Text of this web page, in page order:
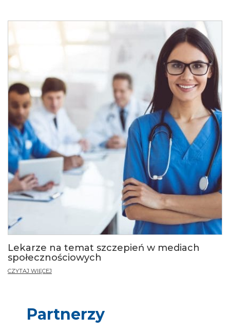
Lekarze na temat szczepień w mediach
społecznościowych
CZYTAJ WIĘCEJ
Partnerzy